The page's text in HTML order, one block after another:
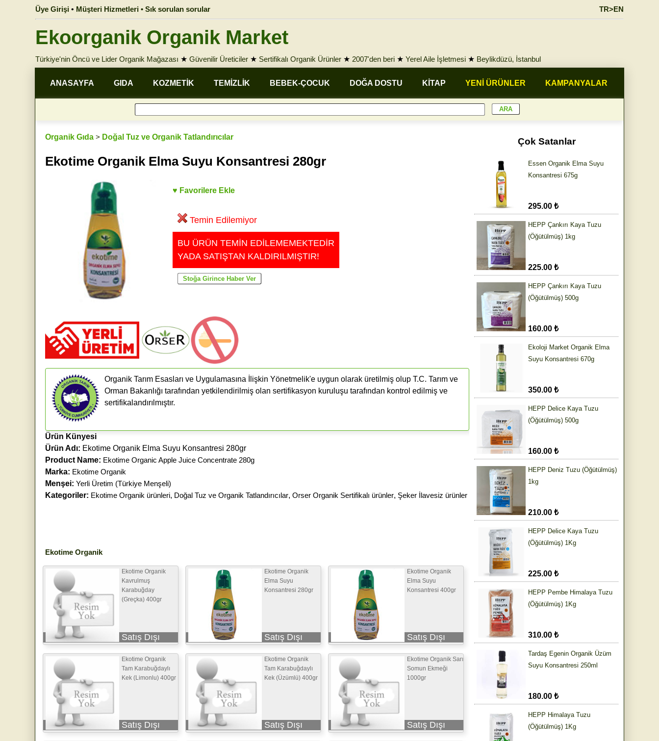
Üye Girişi • Müşteri Hizmetleri • Sık sorulan sorular TR>EN
Ekoorganik Organik Market
Türkiye'nin Öncü ve Lider Organik Mağazası ★ Güvenilir Üreticiler ★ Sertifikalı Organik Ürünler ★ 2007'den beri ★ Yerel Aile İşletmesi ★ Beylikdüzü, İstanbul
ANASAYFA GIDA KOZMETİK TEMİZLİK BEBEK-ÇOCUK DOĞA DOSTU KİTAP YENİ ÜRÜNLER KAMPANYALAR
Organik Gıda > Doğal Tuz ve Organik Tatlandırıcılar
Ekotime Organik Elma Suyu Konsantresi 280gr
♥ Favorilere Ekle
Temin Edilemiyor
BU ÜRÜN TEMİN EDİLEMEMEKTEDİR
YADA SATIŞTAN KALDIRILMIŞTIR!
Organik Tarım Esasları ve Uygulamasına İlişkin Yönetmelik'e uygun olarak üretilmiş olup T.C. Tarım ve
Orman Bakanlığı tarafından yetkilendirilmiş olan sertifikasyon kuruluşu tarafından kontrol edilmiş ve
sertifikalandırılmıştır.
Ürün Künyesi
Ürün Adı: Ekotime Organik Elma Suyu Konsantresi 280gr
Product Name: Ekotime Organic Apple Juice Concentrate 280g
Marka: Ekotime Organik
Menşei: Yerli Üretim (Türkiye Menşeli)
Kategoriler: Ekotime Organik ürünleri, Doğal Tuz ve Organik Tatlandırıcılar, Orser Organik Sertifikalı ürünler, Şeker İlavesiz ürünler
Ekotime Organik
Ekotime Organik
Kavrulmuş
Karabuğday
(Greçka) 400gr
Satış Dışı
Ekotime Organik
Elma Suyu
Konsantresi 280gr
Satış Dışı
Ekotime Organik
Elma Suyu
Konsantresi 400gr
Satış Dışı
Ekotime Organik
Tam Karabuğdaylı
Kek (Limonlu) 400gr
Satış Dışı
Ekotime Organik
Tam Karabuğdaylı
Kek (Üzümlü) 400gr
Satış Dışı
Ekotime Organik Sarı
Somun Ekmeği
1000gr
Satış Dışı
Çok Satanlar
Essen Organik Elma Suyu
Konsantresi 675g
295.00 ₺
HEPP Çankırı Kaya Tuzu
(Öğütülmüş) 1kg
225.00 ₺
HEPP Çankırı Kaya Tuzu
(Öğütülmüş) 500g
160.00 ₺
Ekoloji Market Organik Elma
Suyu Konsantresi 670g
350.00 ₺
HEPP Delice Kaya Tuzu
(Öğütülmüş) 500g
160.00 ₺
HEPP Deniz Tuzu (Öğütülmüş)
1kg
210.00 ₺
HEPP Delice Kaya Tuzu
(Öğütülmüş) 1Kg
225.00 ₺
HEPP Pembe Himalaya Tuzu
(Öğütülmüş) 1Kg
310.00 ₺
Tardaş Egenin Organik Üzüm
Suyu Konsantresi 250ml
180.00 ₺
HEPP Himalaya Tuzu
(Öğütülmüş) 1Kg